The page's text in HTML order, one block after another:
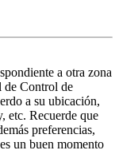
a otra zona
de Control de
a su ubicación,
etc. Recuerde que
preferencias,
un buen momento